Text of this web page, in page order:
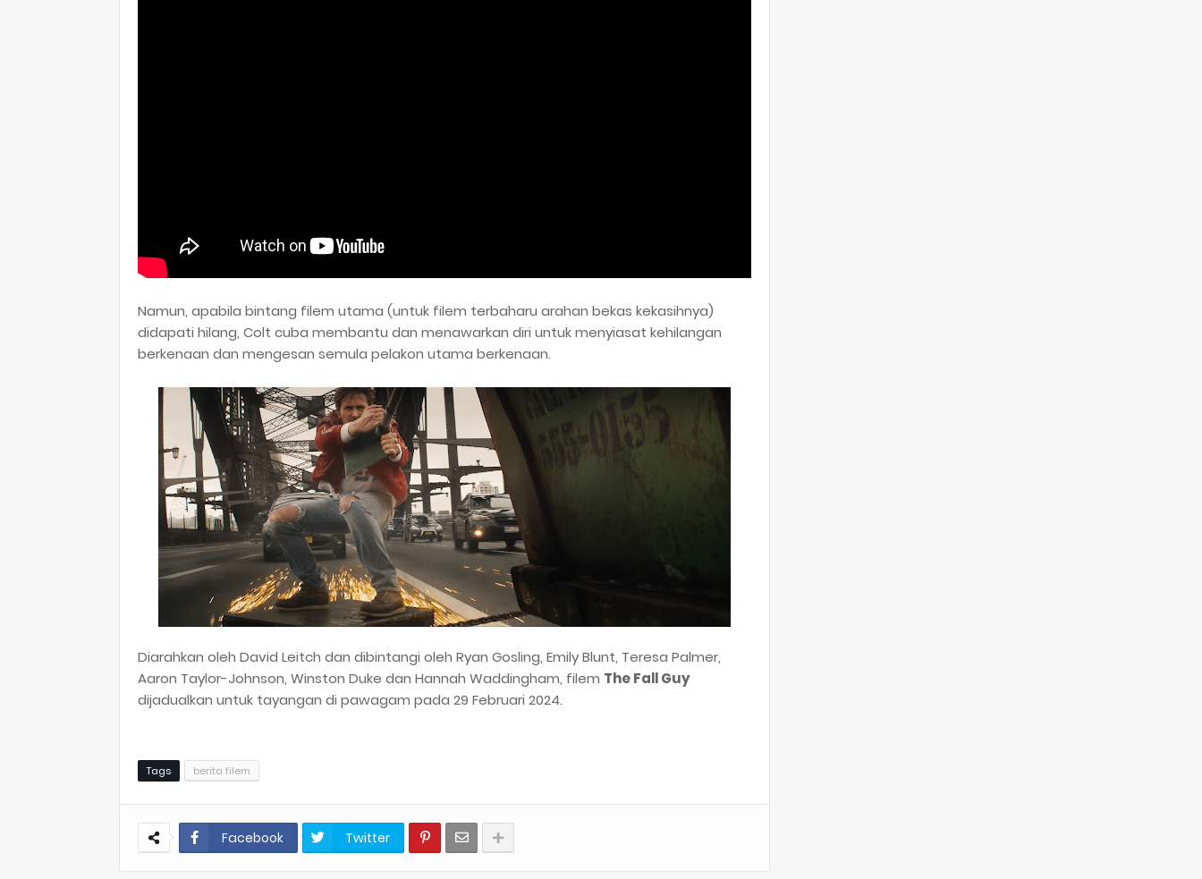
Namun, apabila bintang filem utama (untuk filem terbaharu arahan bekas kekasihnya)
didapati hilang, Colt cuba membantu dan menawarkan diri untuk menyiasat kehilangan
berkenaan dan mengesan semula pelakon utama berkenaan.
Diarahkan oleh David Leitch dan dibintangi oleh Ryan Gosling, Emily Blunt, Teresa Palmer,
Aaron Taylor-Johnson, Winston Duke dan Hannah Waddingham, filem The Fall Guy
dijadualkan untuk tayangan di pawagam pada 29 Februari 2024.
Tags berita filem
Facebook Twitter